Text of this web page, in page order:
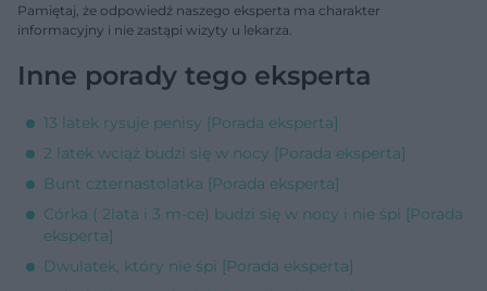
Pamiętaj, że odpowiedź naszego eksperta ma charakter
informacyjny i nie zastąpi wizyty u lekarza.
Inne porady tego eksperta
13 latek rysuje penisy [Porada eksperta]
2 latek wciąż budzi się w nocy [Porada eksperta]
Bunt czternastolatka [Porada eksperta]
Córka ( 2lata i 3 m-ce) budzi się w nocy i nie śpi [Porada
eksperta]
Dwulatek, który nie śpi [Porada eksperta]